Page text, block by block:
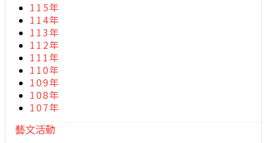
115年
114年
113年
112年
111年
110年
109年
108年
107年
藝文活動